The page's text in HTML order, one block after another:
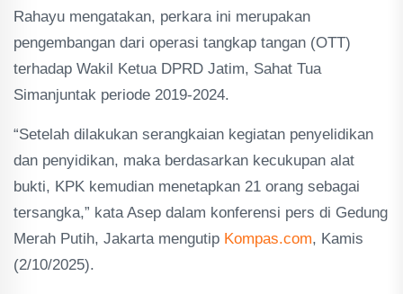
Rahayu mengatakan, perkara ini merupakan
pengembangan dari operasi tangkap tangan (OTT)
terhadap Wakil Ketua DPRD Jatim, Sahat Tua
Simanjuntak periode 2019-2024.
“Setelah dilakukan serangkaian kegiatan penyelidikan
dan penyidikan, maka berdasarkan kecukupan alat
bukti, KPK kemudian menetapkan 21 orang sebagai
tersangka,” kata Asep dalam konferensi pers di Gedung
Merah Putih, Jakarta mengutip Kompas.com, Kamis
(2/10/2025).